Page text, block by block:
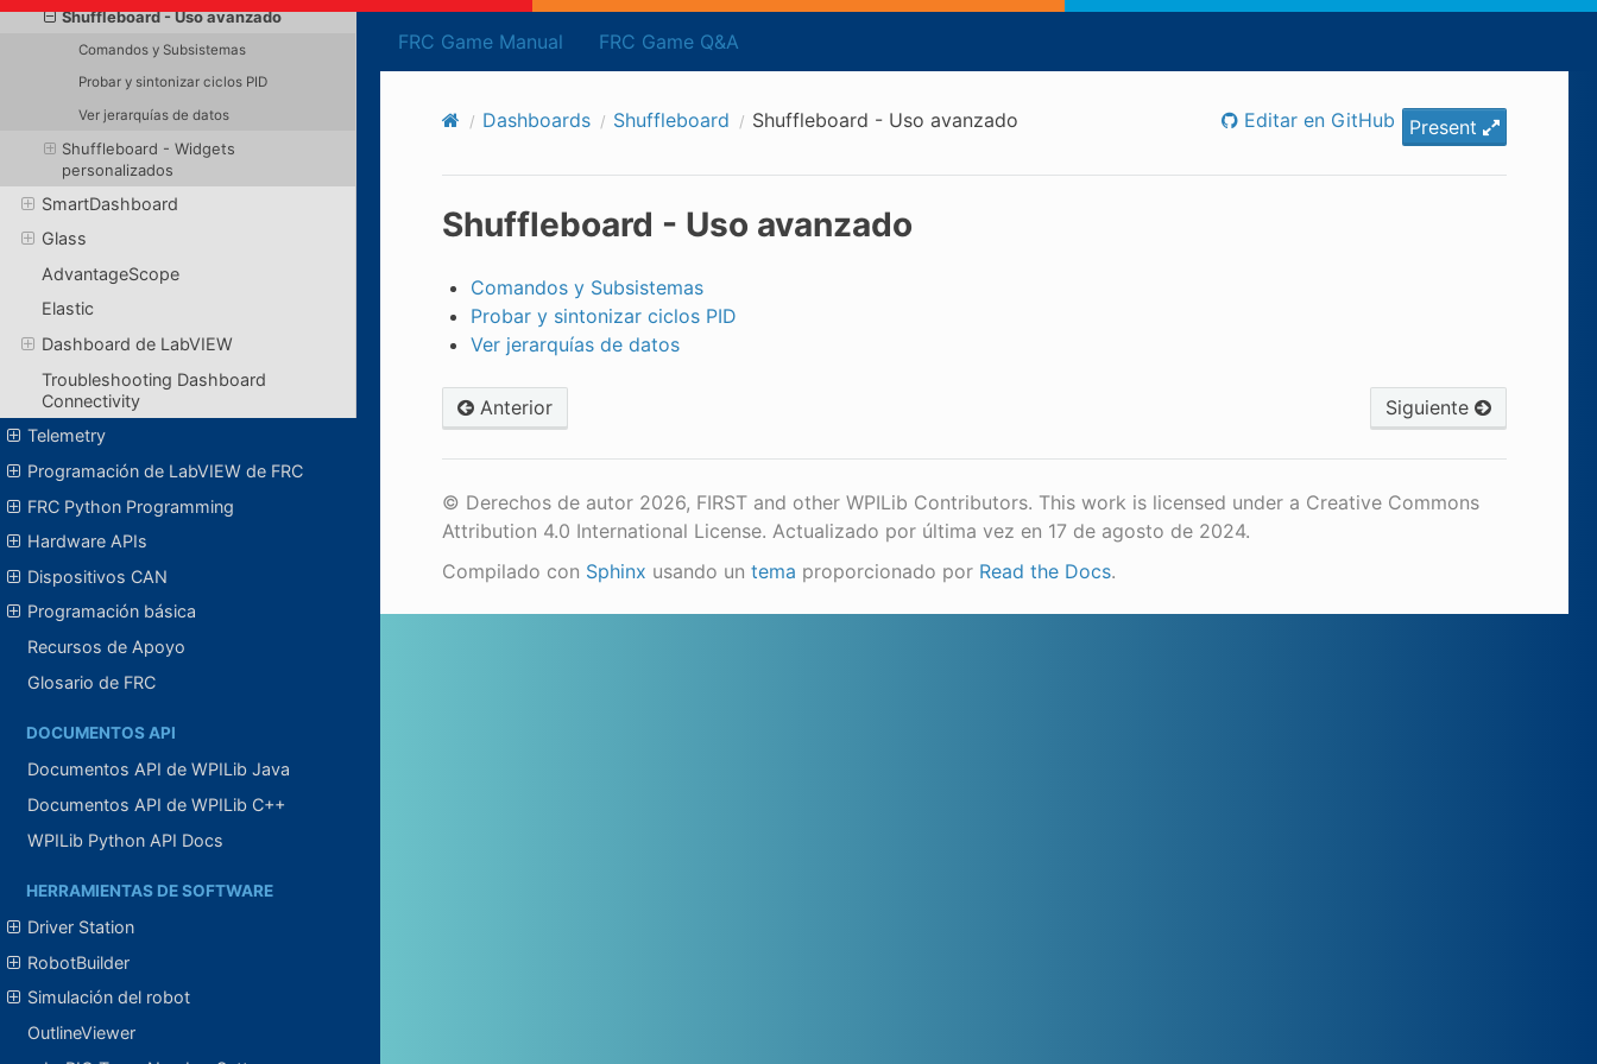
FRC Game Manual FRC Game Q&A
Shuffleboard - Uso avanzado
Comandos y Subsistemas
Probar y sintonizar ciclos PID
Ver jerarquías de datos
Shuffleboard - Widgets
personalizados
SmartDashboard
Glass
AdvantageScope
Elastic
Dashboard de LabVIEW
Troubleshooting Dashboard
Connectivity
Telemetry
Programación de LabVIEW de FRC
FRC Python Programming
Hardware APIs
Dispositivos CAN
Programación básica
Recursos de Apoyo
Glosario de FRC
DOCUMENTOS API
Documentos API de WPILib Java
Documentos API de WPILib C++
WPILib Python API Docs
HERRAMIENTAS DE SOFTWARE
Driver Station
RobotBuilder
Simulación del robot
OutlineViewer
Dashboards Shuffleboard Shuffleboard - Uso avanzado Present
Editar en GitHub
Shuffleboard - Uso avanzado
Comandos y Subsistemas
Probar y sintonizar ciclos PID
Ver jerarquías de datos
Anterior Siguiente
© Derechos de autor 2026, FIRST and other WPILib Contributors. This work is licensed under a Creative Commons
Attribution 4.0 International License. Actualizado por última vez en 17 de agosto de 2024.
Compilado con Sphinx usando un tema proporcionado por Read the Docs.